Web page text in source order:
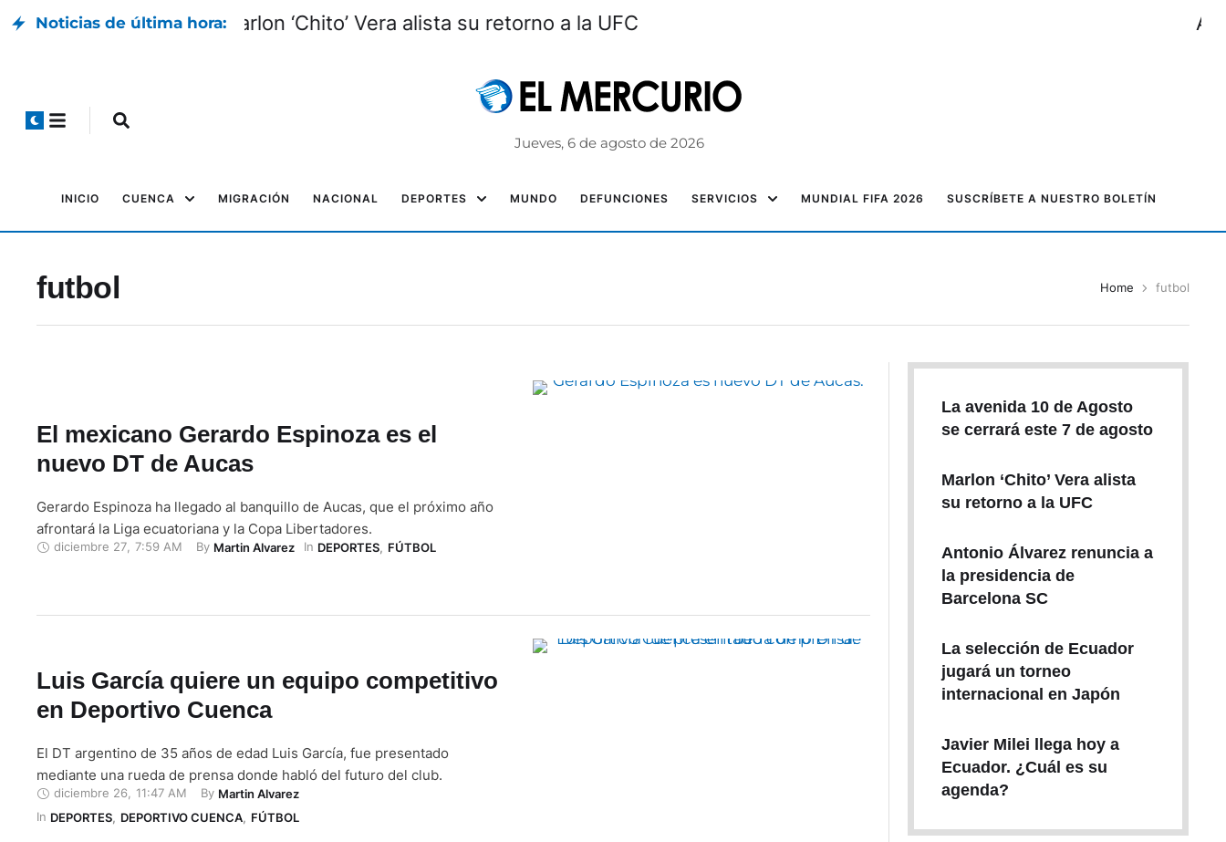
Noticias de última hora: Marlon ‘Chito’ Vera alista su retorno a la UFC
Jueves, 6 de agosto de 2026
INICIO CUENCA MIGRACIÓN NACIONAL DEPORTES MUNDO DEFUNCIONES SERVICIOS MUNDIAL FIFA 2026 SUSCRÍBETE A NUESTRO BOLETÍN
futbol Home futbol
El mexicano Gerardo Espinoza es el
nuevo DT de Aucas
Gerardo Espinoza ha llegado al banquillo de Aucas, que el próximo año
afrontará la Liga ecuatoriana y la Copa Libertadores.
diciembre 27 7:59 AM By Martin Alvarez In DEPORTES, FÚTBOL
Luis García quiere un equipo competitivo
en Deportivo Cuenca
El DT argentino de 35 años de edad Luis García, fue presentado
mediante una rueda de prensa donde habló del futuro del club.
diciembre 26 11:47 AM By Martin Alvarez
In DEPORTES, DEPORTIVO CUENCA, FÚTBOL
La avenida 10 de Agosto
se cerrará este 7 de agosto
Marlon ‘Chito’ Vera alista
su retorno a la UFC
Antonio Álvarez renuncia a
la presidencia de
Barcelona SC
La selección de Ecuador
jugará un torneo
internacional en Japón
Javier Milei llega hoy a
Ecuador. ¿Cuál es su
agenda?